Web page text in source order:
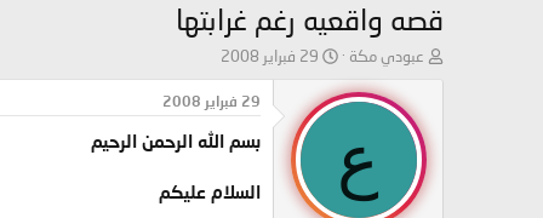
قصه واقعيه رغم غرابتها
ب
ئ
ا
ل
م
و
عبودي مكة
ت
ر
ي
ب
29 فبراير 2008
ع
29 فبراير 2008
بسم الله الرحمن الرحيم
السلام عليكم